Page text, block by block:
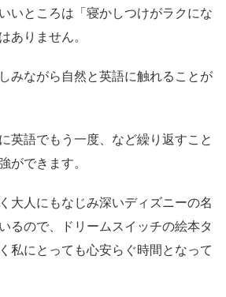
いところは「寝かしつけがラクにな
ありません。
みながら自然と英語に触れることが
英語でもう一度、など繰り返すこと
ができます。
大人にもなじみ深いディズニーの名
るので、ドリームスイッチの絵本タ
私にとっても心安らぐ時間となって